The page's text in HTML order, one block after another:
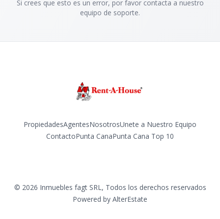
Si crees que esto es un error, por favor contacta a nuestro
equipo de soporte.
PropiedadesAgentesNosotrosUnete a Nuestro Equipo
ContactoPunta CanaPunta Cana Top 10
© 2026 Inmuebles fagt SRL, Todos los derechos reservados
Powered by AlterEstate